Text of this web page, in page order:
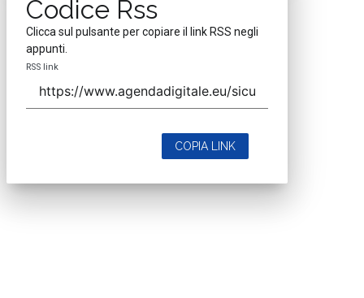
Codice Rss
Clicca sul pulsante per copiare il link RSS negli
appunti.
RSS link
COPIA LINK